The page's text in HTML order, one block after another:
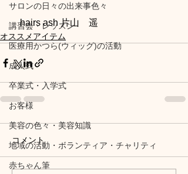
サロンの日々の出来事色々
講習会・レッスン
医療用かつら(ウィッグ)の活動
成人式
卒業式・入学式
お客様
美容の色々・美容知識
地域の活動・ボランティア・チャリティ
赤ちゃん筆
hairs ash 片山　遥
オススメアイテム
コメント